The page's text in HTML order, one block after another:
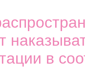
в